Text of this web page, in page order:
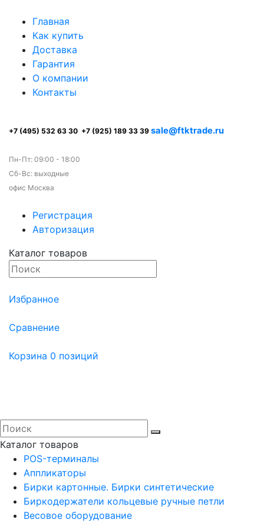
Главная
Как купить
Доставка
Гарантия
О компании
Контакты
+7 (495) 532 63 30 +7 (925) 189 33 39 sale@ftktrade.ru
Пн-Пт: 09:00 - 18:00
Сб-Вс: выходные
офис Москва
Регистрация
Авторизация
Каталог товаров
Избранное
Сравнение
Корзина 0 позиций
Каталог товаров
POS-терминалы
Аппликаторы
Бирки картонные. Бирки синтетические
Биркодержатели кольцевые ручные петли
Весовое оборудование